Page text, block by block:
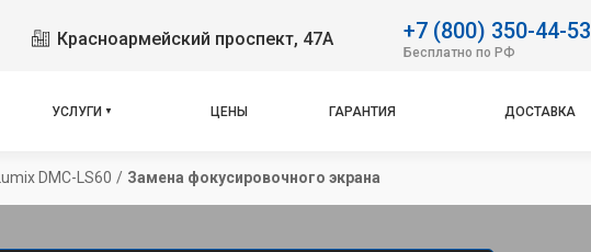
Красноармейский проспект, 47А +7 (800) 350-44-53
Бесплатно по РФ
УСЛУГИ ЦЕНЫ ГАРАНТИЯ ДОСТАВКА
Lumix DMC-LS60 / Замена фокусировочного экрана